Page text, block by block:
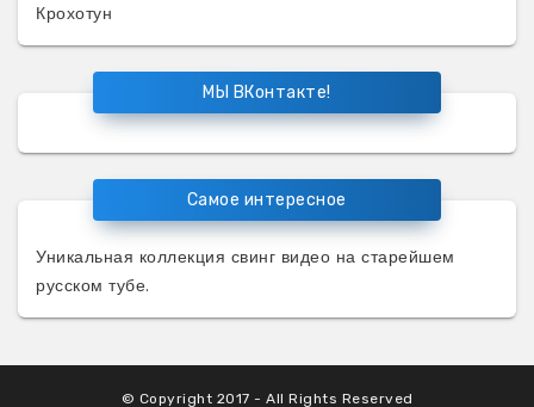
Крохотун
МЫ ВКонтакте!
Самое интересное
Уникальная коллекция свинг видео на старейшем
русском тубе.
© Copyright 2017 - All Rights Reserved